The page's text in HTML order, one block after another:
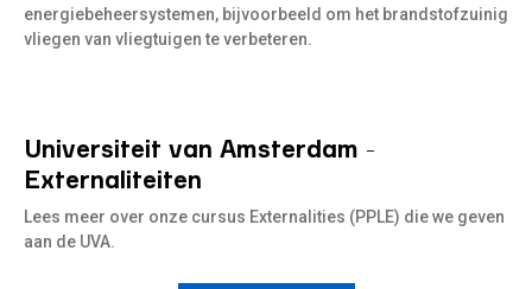
energiebeheersystemen, bijvoorbeeld om het brandstofzuinig
vliegen van vliegtuigen te verbeteren.
Lees
Universiteit van Amsterdam -
Externaliteiten
Lees meer over onze cursus Externalities (PPLE) die we geven
aan de UVA.